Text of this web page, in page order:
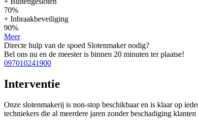
70%
+ Inbraakbeveiliging
90%
Meer
Directe hulp van de spoed Slotenmaker nodig?
Bel ons nu en de meester is binnen 20 minuten ter plaatse!
097010241900
Interventie
Onze slotenmakerij is non-stop beschikbaar en is klaar op
techniekers die al meerdere jaren zonder beschadiging